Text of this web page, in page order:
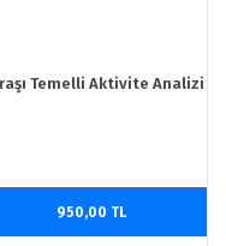
Temelli Aktivite Analizi
950,00 TL